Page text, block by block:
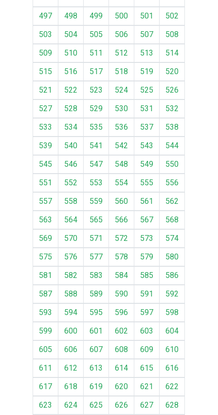
497
498 499 500 501
502
503
504 505 506 507
508
509
510 511 512 513
514
515
516 517 518 519
520
521
522 523 524 525
526
527
528 529 530 531
532
533
534 535 536 537
538
539
540 541 542 543
544
545
546 547 548 549
550
551
552 553 554 555
556
557
558 559 560 561
562
563
564 565 566 567
568
569
570 571 572 573
574
575
576 577 578 579
580
581
582 583 584 585
586
587
588 589 590 591
592
593
594 595 596 597
598
599
600 601 602 603
604
605
606 607 608 609
610
611
612 613 614 615
616
617
618 619 620 621
622
623
624 625 626 627
628